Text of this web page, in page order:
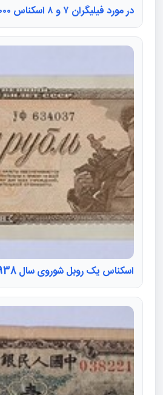
در مورد فیلیگران ۷ و ۸ اسکناس ۲۰۰۰۰ ریالی
اسکناس یک روبل شوروی سال 1938